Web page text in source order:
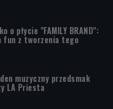
o płycie "FAMILY BRAND":
fun z tworzenia tego
muzyczny przedsmak
LA Priesta